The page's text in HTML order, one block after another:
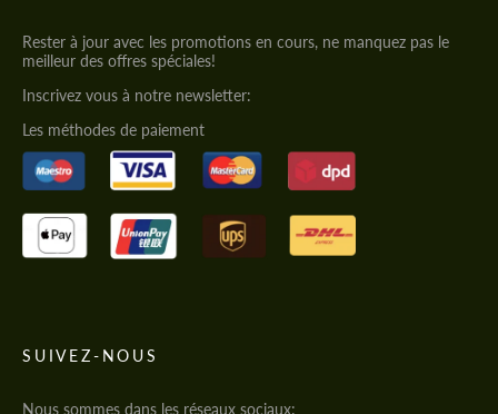
Rester à jour avec les promotions en cours, ne manquez pas le
meilleur des offres spéciales!
Inscrivez vous à notre newsletter:
Les méthodes de paiement
SUIVEZ-NOUS
Nous sommes dans les réseaux sociaux: